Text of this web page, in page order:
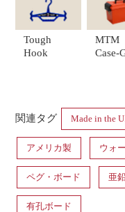
Tough
Hook
MTM
Case-
関連タグ Made in the
アメリカ製 ウォ
ペグ・ボード 亜
有孔ボード